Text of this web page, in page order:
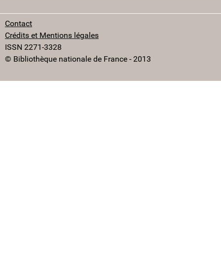
Contact
Crédits et Mentions légales
ISSN 2271-3328
© Bibliothèque nationale de France - 2013